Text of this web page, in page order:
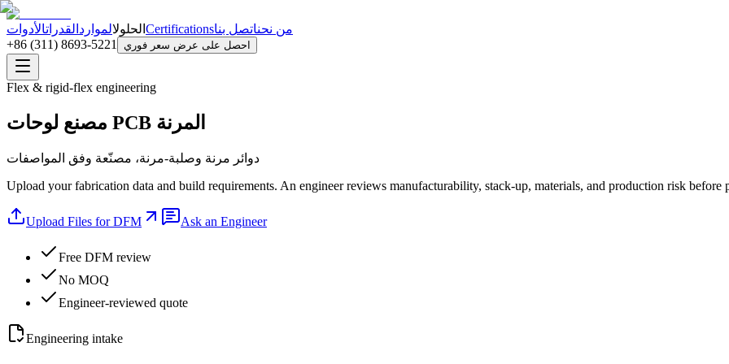
الحلولالموارد القدراتالأدوات Certifications من نحناتصل بنا
+86 (311) 8693-5221
احصل على عرض سعر فوري
Flex & rigid-flex engineering
مصنع لوحات PCB المرنة
دوائر مرنة وصلبة-مرنة، مصنّعة وفق المواصفات
Upload your fabrication data and build requirements. An engineer reviews manufacturability, stack-up, materials, and production risk before
Upload Files for DFM Ask an Engineer
Free DFM review
No MOQ
Engineer-reviewed quote
Engineering intake